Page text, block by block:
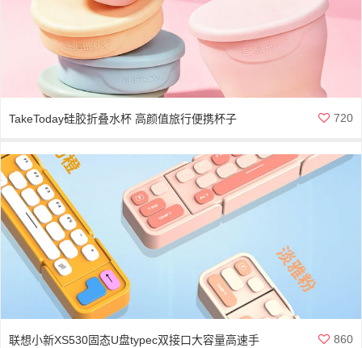
TakeToday硅胶折叠水杯 高颜值旅行便携杯子 720
联想小新XS530固态U盘typec双接口大容量高速手 860